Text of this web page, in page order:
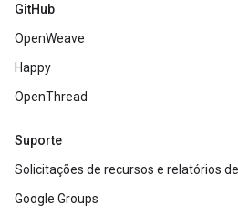
GitHub
OpenWeave
Happy
OpenThread
Suporte
Solicitações de recursos e relatórios
Google Groups